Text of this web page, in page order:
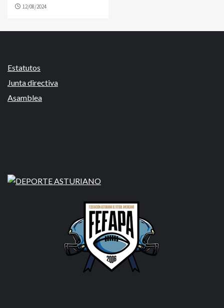
12/08/2024
Estatutos
Junta directiva
Asamblea